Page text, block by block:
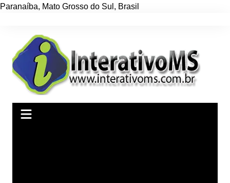
Paranaíba, Mato Grosso do Sul , Brasil
conteúdo